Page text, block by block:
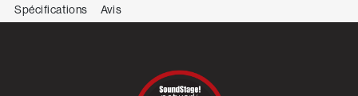
Spécifications Avis